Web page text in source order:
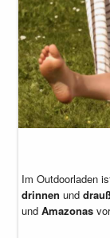
Im Outdoorladen
drinnen und
und Amazonas